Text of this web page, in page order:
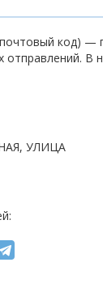
код) —
отправлений. В
УЛИЦА